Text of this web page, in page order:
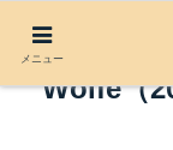
House of
Wolfe（
メニュー